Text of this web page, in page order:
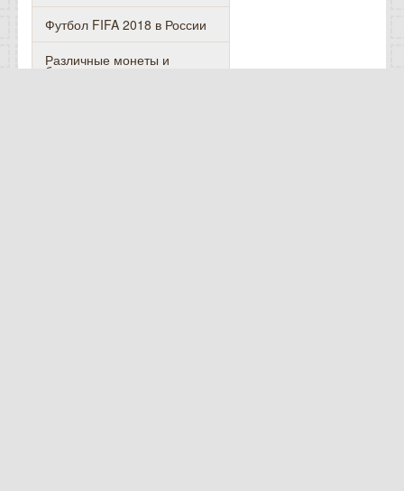
Футбол FIFA 2018 в России
Различные монеты и
банкноты